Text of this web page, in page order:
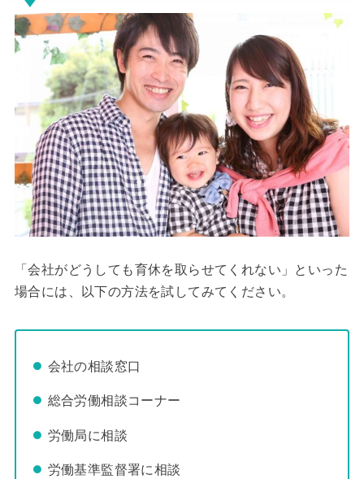
「会社がどうしても育休を取らせてくれない」といった
場合には、以下の方法を試してみてください。
会社の相談窓口
総合労働相談コーナー
労働局に相談
労働基準監督署に相談